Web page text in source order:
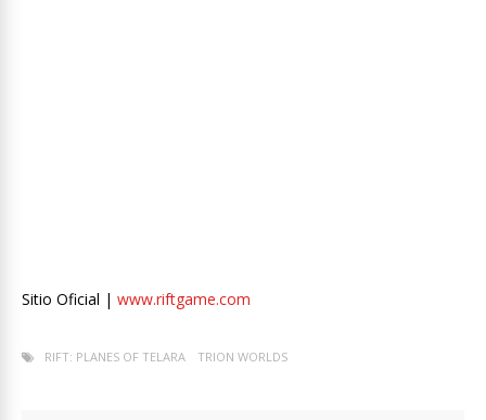
Sitio Oficial | www.riftgame.com
RIFT: PLANES OF TELARA TRION WORLDS